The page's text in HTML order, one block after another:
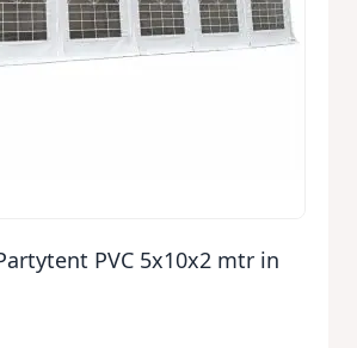
PVC 5x10x2 mtr in